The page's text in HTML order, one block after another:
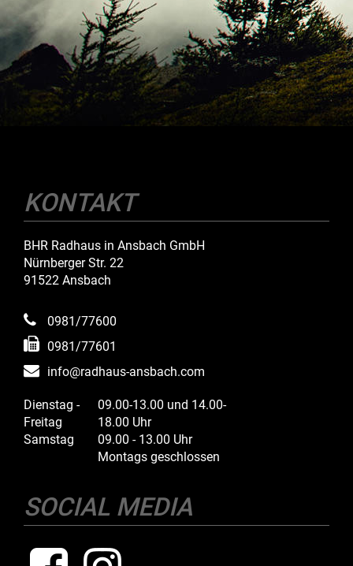
KONTAKT
BHR Radhaus in Ansbach GmbH
Nürnberger Str. 22
91522 Ansbach
0981/77600
0981/77601
info@radhaus-ansbach.com
Dienstag -
Freitag
09.00-13.00 und 14.00-
18.00 Uhr
Samstag
09.00 - 13.00 Uhr
Montags geschlossen
SOCIAL MEDIA